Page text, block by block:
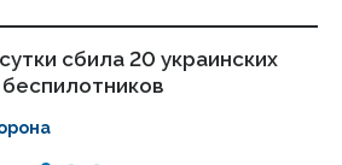
сбила 20 украинских